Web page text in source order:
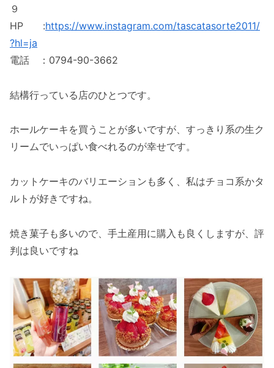
９
HP :https://www.instagram.com/tascatasorte2011/
?hl=ja
電話 ：0794-90-3662
結構行っている店のひとつです。
ホールケーキを買うことが多いですが、すっきり系の生ク
リームでいっぱい食べれるのが幸せです。
カットケーキのバリエーションも多く、私はチョコ系かタ
ルトが好きですね。
焼き菓子も多いので、手土産用に購入も良くしますが、評
判は良いですね